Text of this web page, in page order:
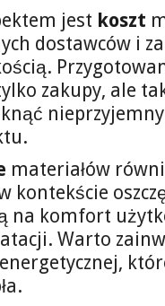
jest koszt
dostawców i
zakupy, ale
materiałów
kontekście
na komfort
Warto